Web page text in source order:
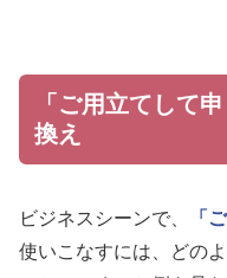
「ご用立てして
換え
ビジネスシーンで、 「
使いこなすには、どの